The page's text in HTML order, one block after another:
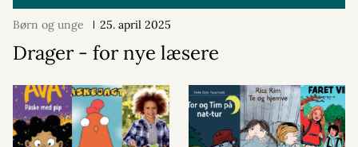
Børn og unge 25. april 2025
Drager - for nye læsere